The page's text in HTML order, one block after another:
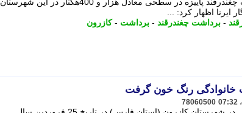
ایرنا اظهار کرد: ...
- برداشت چغندرقند - برداشت -کازرون
خانوادگی رنگ خون گرفت
78060500